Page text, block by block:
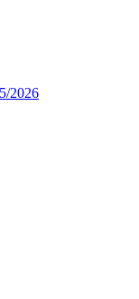
2026